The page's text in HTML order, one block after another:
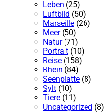
Leben (25)
Luftbild (50)
Marseille (26)
Meer(50)
Natur(71)
Portrait (10)
Reise (158)
Rhein (84)
Seenplatte (8)
Sylt (10)
Tiere (11)
Uncategorized (8)